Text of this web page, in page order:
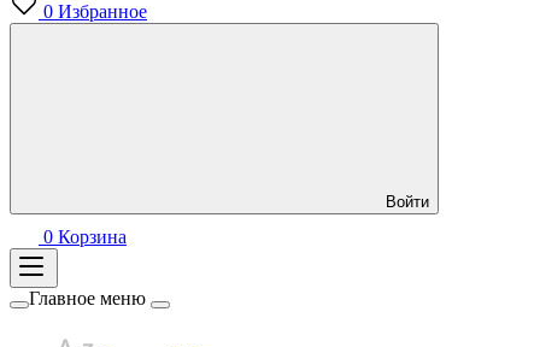
0 Избранное
Войти
0 Корзина
Главное меню